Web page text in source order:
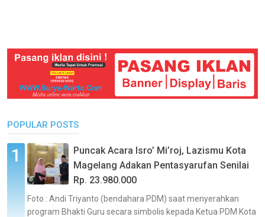
POPULAR POSTS
Puncak Acara Isro’ Mi’roj, Lazismu Kota
Magelang Adakan Pentasyarufan Senilai
Rp. 23.980.000
Foto : Andi Triyanto (bendahara PDM) saat menyerahkan
program Bhakti Guru secara simbolis kepada Ketua PDM Kota